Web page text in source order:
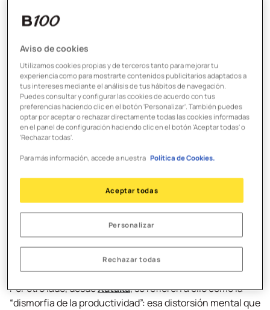
Estrategias para combatir la hiperproductividad
¿Qué es la
productividad tóxica?
El término no es nuevo, pero ha ganado fuerza en los
últimos años. Laproductividad tóxicaes esa presión
constante por hacer más, incluso cuando no es
necesario o saludable. Se trata de un estado en el que el
tiempo y donde el “siempre hay algo más que hacer” se
convierte en un mantra.
De hecho, según la plataformaAsana
trabajadores considera que el agotamiento o
es una parte inevitable del éxito
Por otro lado, desdeXataka, se refieren a ello como la
“dismorfia de la productividad”: esa distorsión mental que
Aviso de cookies
Utilizamos cookies propias y de terceros tanto para mejorar tu
experiencia como para mostrarte contenidos publicitarios adaptados a
tus intereses mediante el análisis de tus hábitos de navegación.
Puedes consultar y configurar las cookies de acuerdo con tus
preferencias haciendo clic en el botón 'Personalizar'. También puedes
optar por aceptar o rechazar directamente todas las cookies informadas
en el panel de configuración haciendo clic en el botón 'Aceptar todas' o
'Rechazar todas'.
Para más información, accede a nuestra Política de Cookies.
Rechazar todas
Personalizar
Aceptar todas